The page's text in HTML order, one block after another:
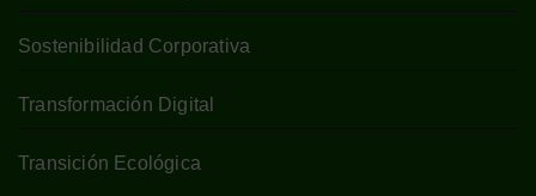
Sostenibilidad Corporativa
Transformación Digital
Transición Ecológica